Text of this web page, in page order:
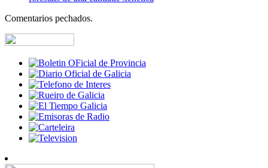
Comentarios pechados.